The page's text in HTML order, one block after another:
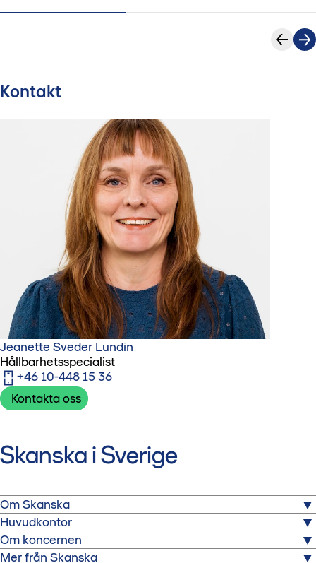
Kontakt
Jeanette Sveder Lundin
Hållbarhetsspecialist
+46 10-448 15 36
Kontakta oss
Skanska i Sverige
Om Skanska
Skanska är ett av Sveriges största byggbolag. Här kan du
läsa mer om oss och vårt arbete.
Huvudkontor
Skanska Sverige
Om koncernen
Mer från Skanska